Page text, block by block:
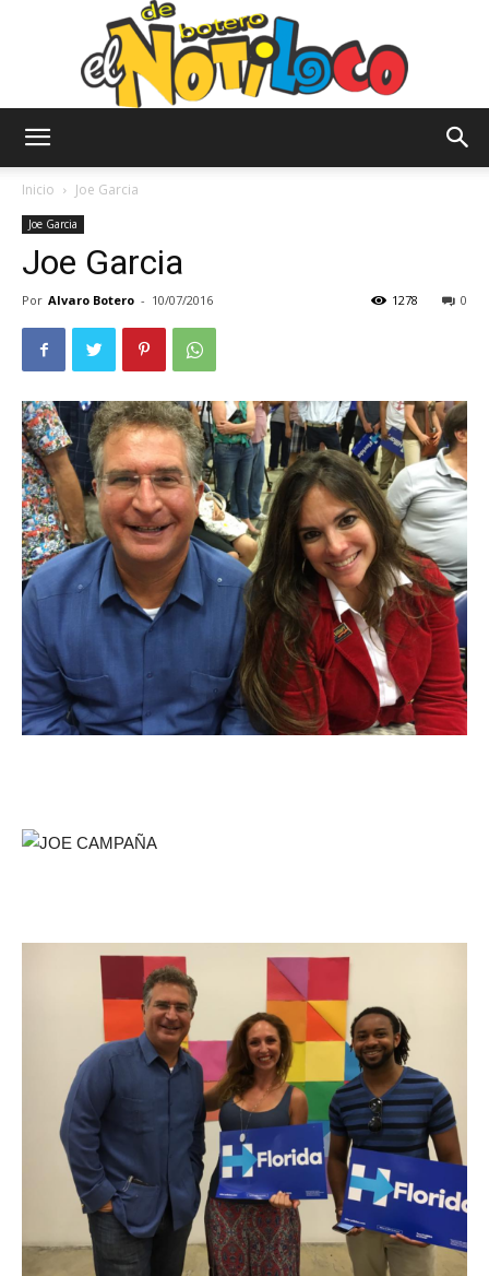
Botero
Inicio Joe Garcia
Joe Garcia
Joe Garcia
Por Alvaro Botero - 10/07/2016 0
1278